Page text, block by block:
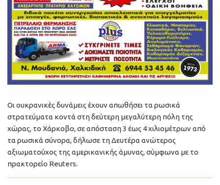
Οι ουκρανικές δυνάμεις έχουν απωθήσει τα ρωσικά
στρατεύματα κοντά στη δεύτερη μεγαλύτερη πόλη της
χώρας, το Χάρκοβο, σε απόσταση 3 έως 4 χιλιομέτρων από
τα ρωσικά σύνορα, δήλωσε τη Δευτέρα ανώτερος
αξιωματούχος της αμερικανικής άμυνας, σύμφωνα με το
πρακτορείο Reuters.